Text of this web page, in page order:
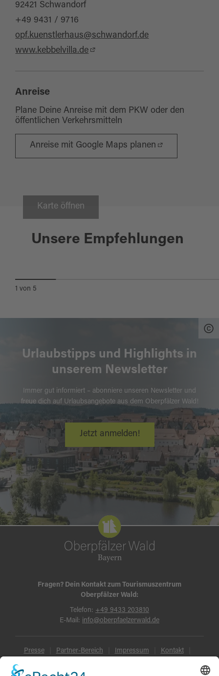
92421 Schwandorf
+49 9431 / 9716
opf.kuenstlerhaus@schwandorf.de
www.kebbelvilla.de
Anreise
Plane Deine Anreise mit dem PKW oder den
öffentlichen Verkehrsmitteln
Anreise mit Google Maps planen
Karte öffnen
Unsere Empfehlungen
Schwandorf
OKTOBER - SONGS FROM A
1 von 5
Urlaubstipps und Highlights in
unserem Newsletter
Immer gut informiert – abonniere unseren Newsletter und
freue dich auf Urlaubsangebote aus dem Oberpfälzer Wald!
Jetzt anmelden!
Fragen? Dein Kontakt zum Tourismuszentrum
Oberpfälzer Wald:
Telefon: +49 9433 203810
E-Mail: info@oberpfaelzerwald.de
Presse Partner-Bereich Impressum Kontakt
Datenschutz